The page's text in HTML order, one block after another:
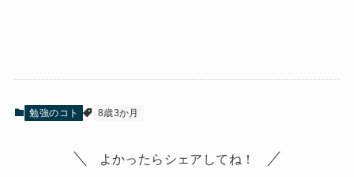
勉強のコト 8歳3か月
よかったらシェアしてね！